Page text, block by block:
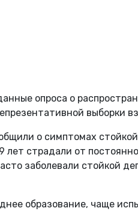
опроса о
выборки
о симптомах
лет страдали от
заболевали стойкой
образование, чаще